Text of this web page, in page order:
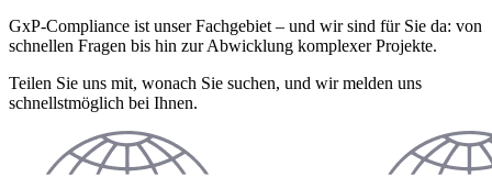
GxP-Compliance ist unser Fachgebiet – und wir sind für Sie da: von
schnellen Fragen bis hin zur Abwicklung komplexer Projekte.
Teilen Sie uns mit, wonach Sie suchen, und wir melden uns
schnellstmöglich bei Ihnen.